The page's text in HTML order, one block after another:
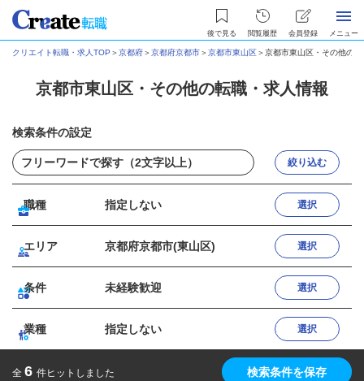
後で見る 閲覧履歴 会員登録 メニュー
クリエイト転職・求人TOP ＞京都府＞京都府京都市＞京都市東山区＞京都市東山区・その他の
京都市東山区・その他の転職・求人情報
検索条件の設定
絞り込む
職種 指定しない 選択
エリア 京都府京都市(東山区) 選択
条件 未経験歓迎 選択
業種 指定しない 選択
全 6 件ヒットしました 検索条件を保存